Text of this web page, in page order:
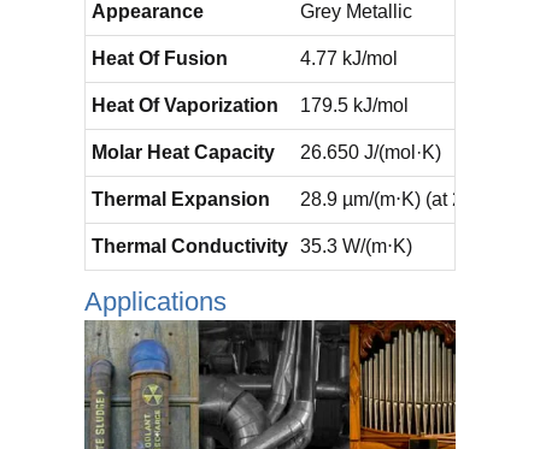
Appearance Grey Metallic
Heat Of Fusion 4.77 kJ/mol
Heat Of Vaporization 179.5 kJ/mol
Molar Heat Capacity 26.650 J/(mol·K)
Thermal Expansion 28.9 µm/(m⋅K) (at 25 °C)
Thermal Conductivity 35.3 W/(m⋅K)
Applications